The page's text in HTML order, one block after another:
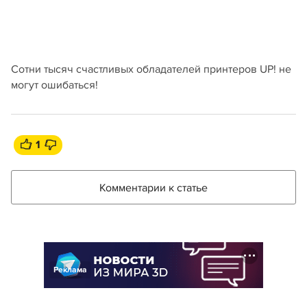
Сотни тысяч счастливых обладателей принтеров UP! не
могут ошибаться!
1
Комментарии к статье
Реклама